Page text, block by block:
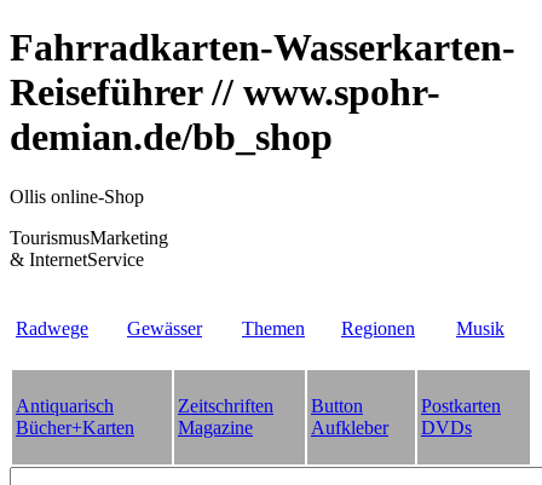
Fahrradkarten-Wasserkarten-
Reiseführer // www.spohr-
demian.de/bb_shop
Ollis online-Shop
TourismusMarketing
& InternetService
Radwege Gewässer Themen Regionen Musik
Antiquarisch
Bücher+Karten
Zeitschriften
Magazine
Button
Aufkleber
Postkarten
DVDs